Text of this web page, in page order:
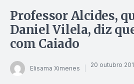
Professor Alcides,
Daniel Vilela, diz
com Caiado
Elisama Ximenes 20 outubro